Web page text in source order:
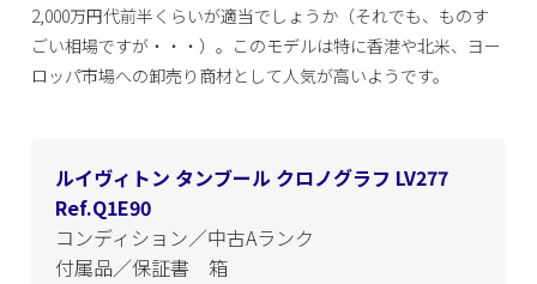
2,000万円代前半くらいが適当でしょうか（それでも、ものす
ごい相場ですが・・・）。このモデルは特に香港や北米、ヨー
ロッパ市場への卸売り商材として人気が高いようです。
ルイヴィトン タンブール クロノグラフ LV277
Ref.Q1E90
コンディション／中古Aランク
付属品／保証書 箱